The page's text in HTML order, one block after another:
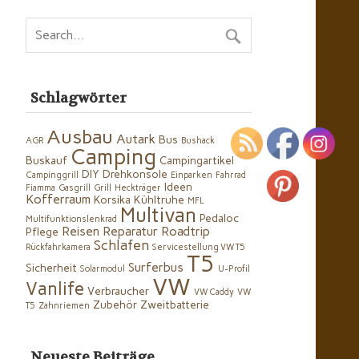
Schlagwörter
AGR Ausbau Autark Bus Bushack
Buskauf Camping Campingartikel
Campinggrill DIY Drehkonsole Einparken Fahrrad
Fiamma Gasgrill Grill Heckträger Ideen
Kofferraum Korsika Kühltruhe MFL
Multifunktionslenkrad
Multivan Pedaloc
Pflege Reisen Reparatur Roadtrip
Rückfahrkamera Schlafen Servicestellung VW T5
Sicherheit Solarmodul Surferbus T5 U-Profil
Vanlife Verbraucher VW VW Caddy VW
T5 Zahnriemen Zubehör Zweitbatterie